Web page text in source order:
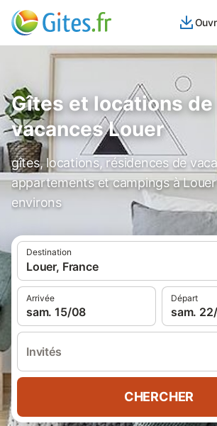
Gîtes et locations de
vacances Louer
gîtes, locations, résidences de
appartements et campings à
environs
Destination
Louer, France
Arrivée
sam. 15/08
Départ
sam.
Invités
CHERCHER